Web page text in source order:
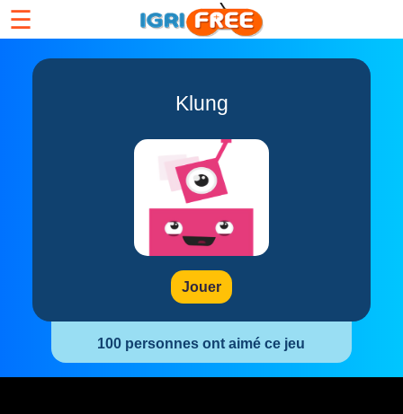
☰
Klung
Jouer
100 personnes ont aimé ce jeu